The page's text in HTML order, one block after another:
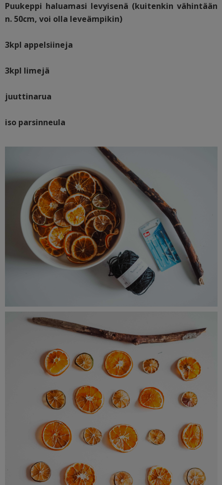
Puukeppi haluamasi levyisenä (kuitenkin vähintään
n. 50cm, voi olla leveämpikin)
3kpl appelsiineja
3kpl limejä
juuttinarua
iso parsinneula